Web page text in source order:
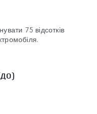
75 відсотків